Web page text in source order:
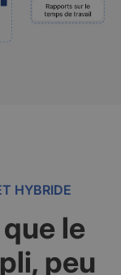
HYBRIDE
le
peu